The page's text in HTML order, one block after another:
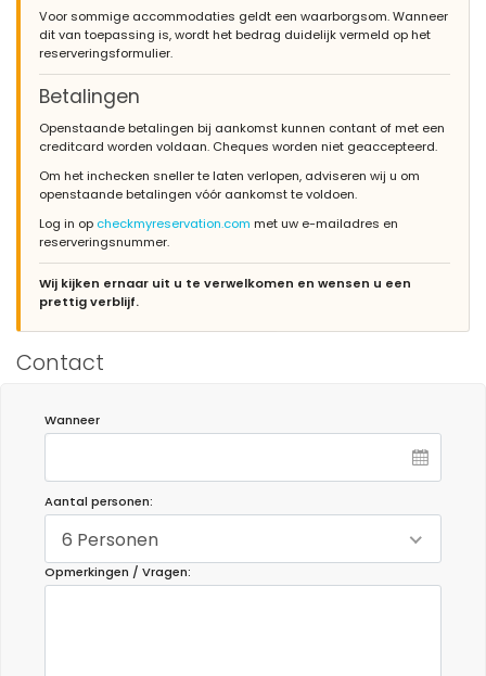
Voor sommige accommodaties geldt een waarborgsom. Wanneer
dit van toepassing is, wordt het bedrag duidelijk vermeld op het
reserveringsformulier.
Betalingen
Openstaande betalingen bij aankomst kunnen contant of met een
creditcard worden voldaan. Cheques worden niet geaccepteerd.
Om het inchecken sneller te laten verlopen, adviseren wij u om
openstaande betalingen vóór aankomst te voldoen.
Log in op checkmyreservation.com met uw e-mailadres en
reserveringsnummer.
Wij kijken ernaar uit u te verwelkomen en wensen u een
prettig verblijf.
Contact
Wanneer
Aantal personen:
6 Personen
Opmerkingen / Vragen: